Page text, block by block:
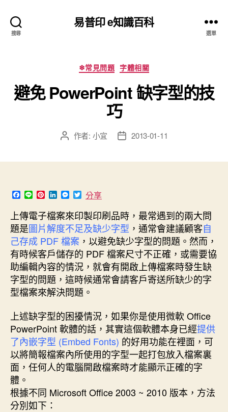
搜尋
易普印 e知識百科
選單
分
類
❄常見問題 字體相關
避免 PowerPoint 缺字型的技
巧
文 作者: 小宜
文 2013-01-11
F
a
c
e
b
o
o
k
L
n
e
P
n
t
e
r
e
s
t
L
n
k
e
d
I
n
M
e
s
s
e
n
g
e
r
T
w
i
t
t
e
r
分享
上傳電子檔案來印製印刷品時，最常遇到的兩大問
題是圖片解度不足及缺少字型 ，通常會建議顧客自
己存成 PDF 檔案 ，以避免缺少字型的問題。然而，
有時候客戶儲存的 PDF 檔案尺寸不正確，或需要協
助編輯內容的情況，就會有開啟上傳檔案時發生缺
字型的問題，這時候通常會請客戶寄送所缺少的字
型檔案來解決問題。
上述缺字型的困擾情況，如果你是使用微軟 Office
PowerPoint 軟體的話，其實這個軟體本身已經提供
了內嵌字型 (Embed Fonts) 的好用功能在裡面，可
以將簡報檔案內所使用的字型一起打包放入檔案裏
面，任何人的電腦開啟檔案時才能顯示正確的字
體。
根據不同 Microsoft Office 2003 ~ 2010 版本，方法
分別如下：